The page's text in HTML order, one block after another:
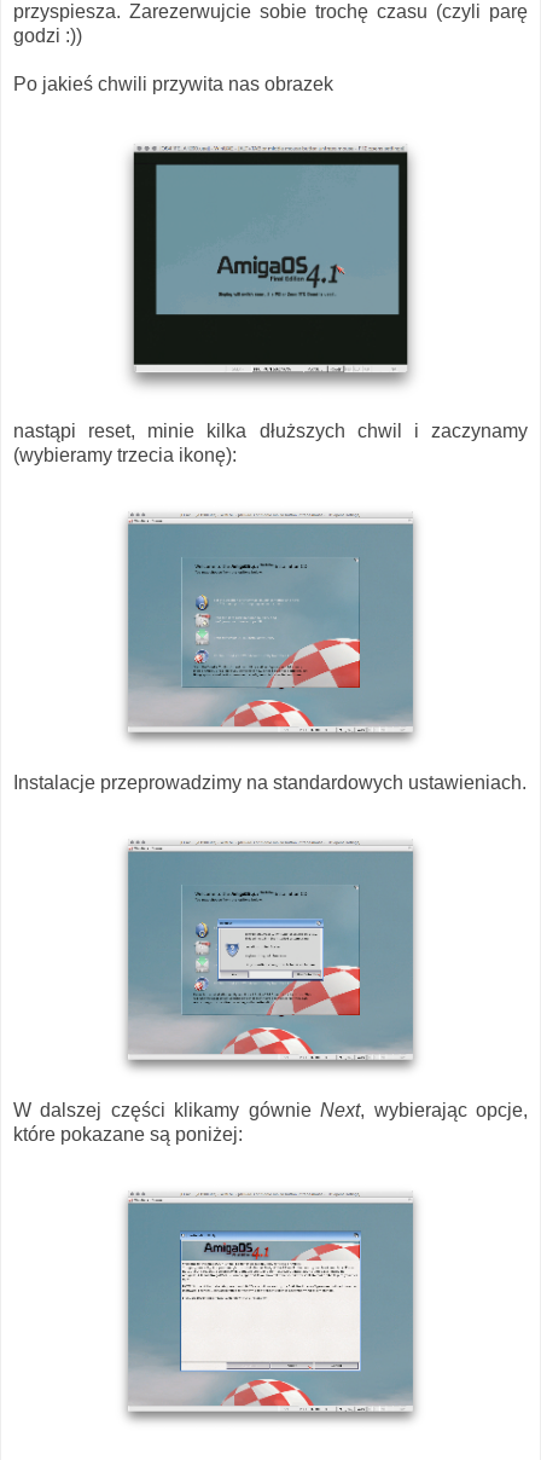
przyspiesza. Zarezerwujcie sobie trochę czasu (czyli parę
godzi :))
Po jakieś chwili przywita nas obrazek
nastąpi reset, minie kilka dłuższych chwil i zaczynamy
(wybieramy trzecia ikonę):
Instalacje przeprowadzimy na standardowych ustawieniach.
W dalszej części klikamy gównieNext, wybierając opcje,
które pokazane są poniżej: